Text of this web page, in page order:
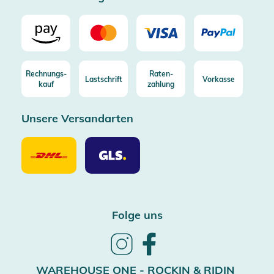
Rechnungs-
kauf
Lastschrift
Raten-
zahlung
Vorkasse
Unsere Versandarten
Unsere
Versandarten
DHL
Unsere
Versandarten
GLS
Folge uns
Follow
WAREHOUSE ONE - ROCKIN & RIDIN